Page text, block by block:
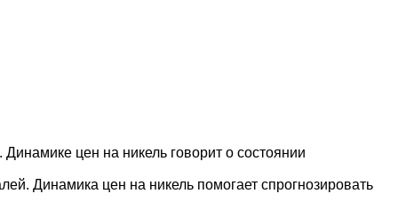
цен на никель говорит о состоянии
Динамика цен на никель помогает спрогнозировать